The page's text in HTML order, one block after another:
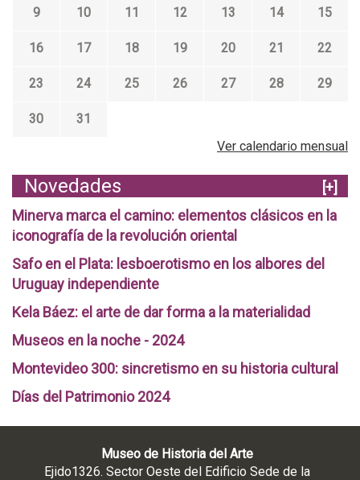
9 10 11 12 13 14 15
16 17 18 19 20 21 22
23 24 25 26 27 28 29
30
31
Ver calendario mensual
Novedades
[+]
Minerva marca el camino: elementos clásicos en la
iconografía de la revolución oriental
Safo en el Plata: lesboerotismo en los albores del
Uruguay independiente
Kela Báez: el arte de dar forma a la materialidad
Museos en la noche - 2024
Montevideo 300: sincretismo en su historia cultural
Días del Patrimonio 2024
Museo de Historia del Arte
Ejido1326. Sector Oeste del Edificio Sede de la